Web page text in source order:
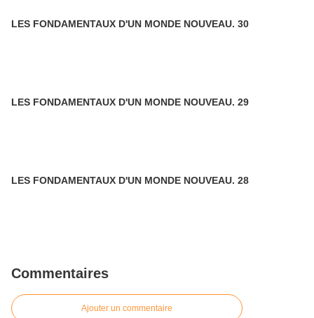
LES FONDAMENTAUX D'UN MONDE NOUVEAU. 30
LES FONDAMENTAUX D'UN MONDE NOUVEAU. 29
LES FONDAMENTAUX D'UN MONDE NOUVEAU. 28
Commentaires
Ajouter un commentaire